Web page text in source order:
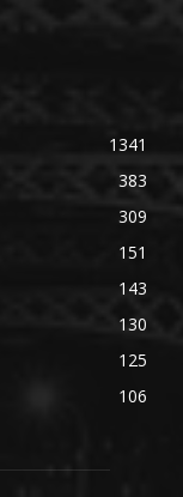
1341
383
309
151
143
130
125
106